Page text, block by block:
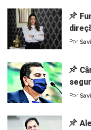
Posted
Por
Posted
Por